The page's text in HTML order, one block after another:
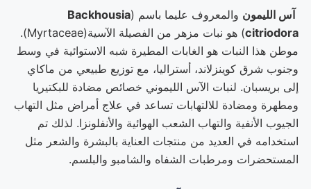
آس الليمون والمعروف عليما باسم (Backhousia
citriodora
) هو نبات مزهر من الفصيلة الآسية(Myrtaceae).
موطن هذا النبات هو الغابات المطيرة شبه الاستوائية في وسط
وجنوب شرق كوينزلاند، أستراليا، مع توزيع طبيعي من ماكاي
إلى بريسبان. لنبات الآس الليموني خصائص مضادة للبكتيريا
ومطهرة ومضادة للالتهابات تساعد في علاج أمراض مثل التهاب
الجيوب الأنفية والتهاب الشعب الهوائية والأنفلونزا. لذلك تم
استخدامه في العديد من منتجات العناية بالبشرة والشعر مثل
المستحضرات ومرطبات الشفاه والشامبو والبلسم.